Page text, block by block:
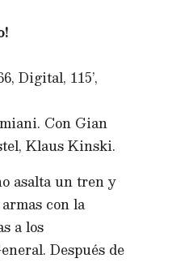
Digital, 115’,
Con Gian
Klaus Kinski.
asalta un tren y
con la
a los
Después de